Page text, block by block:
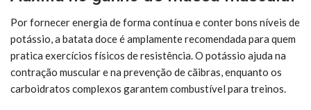
Por fornecer energia de forma contínua e conter bons níveis de
potássio, a batata doce é amplamente recomendada para quem
pratica exercícios físicos de resistência. O potássio ajuda na
contração muscular e na prevenção de cãibras, enquanto os
carboidratos complexos garantem combustível para treinos.